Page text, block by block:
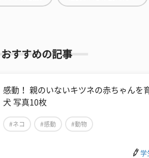
おすすめの記事
感動！ 親のいないキツネの赤ちゃんを
犬 写真10枚
#ネコ #感動 #動物
学